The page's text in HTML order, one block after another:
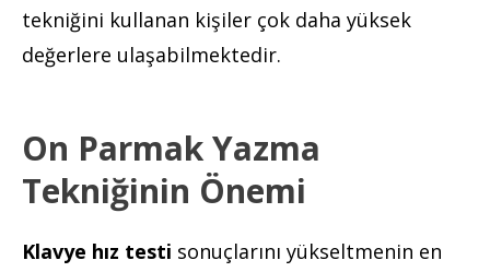
tekniğini kullanan kişiler çok daha yüksek
değerlere ulaşabilmektedir.
On Parmak Yazma
Tekniğinin Önemi
Klavye hız testi sonuçlarını yükseltmenin en